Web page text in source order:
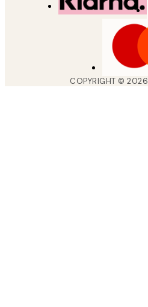
COPYRIGHT ©2026